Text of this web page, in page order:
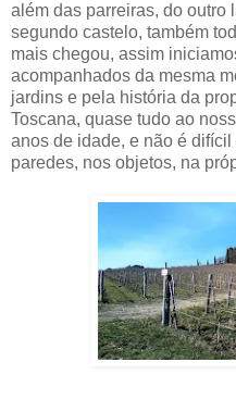
além das parreiras, do outro
segundo castelo, também
mais chegou, assim
acompanhados da mesma
jardins e pela história da
Toscana, quase tudo ao
anos de idade, e não é
paredes, nos objetos, na